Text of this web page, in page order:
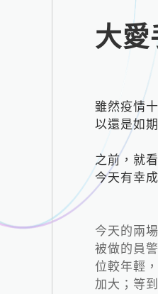
大愛
雖然疫情
以還是如
之前，就
今天有幸
今天的兩
被做的員
位較年輕
加大；等